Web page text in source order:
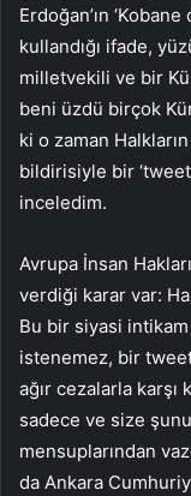
Erdoğan’ın
kullandığı ifade,
milletvekili ve bir
beni üzdü birçok
ki o zaman
bildirisiyle bir
inceledim.
Avrupa İnsan
verdiği karar var:
Bu bir siyasi
istenemez, bir
ağır cezalarla karşı
sadece ve size
mensuplarından
da Ankara